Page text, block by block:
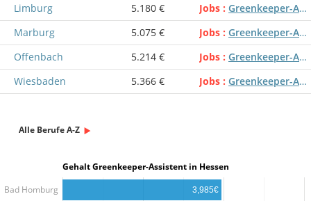
Limburg
5.180 € Jobs
Greenkeeper-Assistent
Marburg
5.075 € Jobs
Greenkeeper-Assistent
Offenbach
5.214 € Jobs
Greenkeeper-Assistent
Wiesbaden
5.366 € Jobs Greenkeeper-Assistent
Alle Berufe A-Z
Gehalt Greenkeeper-Assistent in Hessen
Bad Homburg 3,985€